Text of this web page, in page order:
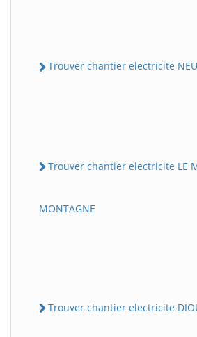
Trouver chantier electricite
Trouver chantier electricite LE
MONTAGNE
Trouver chantier electricite